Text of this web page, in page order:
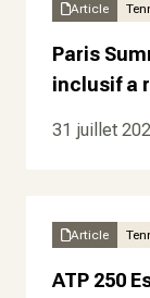
Article
Paris
inclusif a
31 juillet
Article
ATP 250